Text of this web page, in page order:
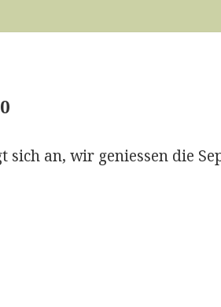
sich an, wir geniessen die